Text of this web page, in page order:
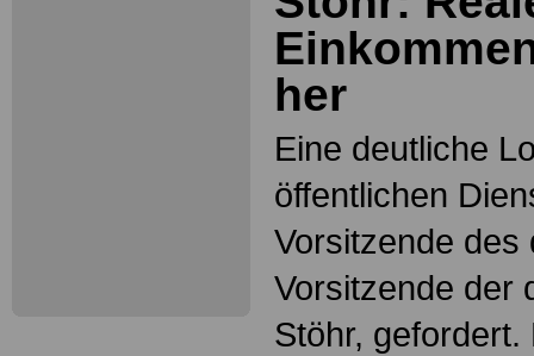
her
Eine deutliche
öffentlichen
Vorsitzende des
Vorsitzende der
Stöhr,